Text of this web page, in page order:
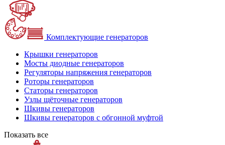
Комплектующие генераторов
Крышки генераторов
Мосты диодные генераторов
Регуляторы напряжения генераторов
Роторы генераторов
Статоры генераторов
Узлы щёточные генераторов
Шкивы генераторов
Шкивы генераторов с обгонной муфтой
Показать все